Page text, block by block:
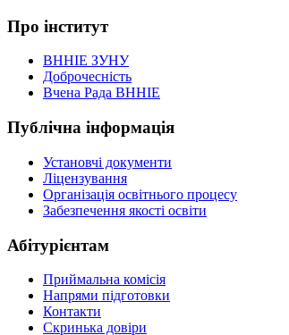
Про інститут
ВННІЕ ЗУНУ
Доброчесність
Вчена Рада ВННІЕ
Публічна інформація
Установчі документи
Ліцензування
Організація освітнього процесу
Забезпечення якості освіти
Абітурієнтам
Приймальна комісія
Напрями підготовки
Контакти
Скринька довіри